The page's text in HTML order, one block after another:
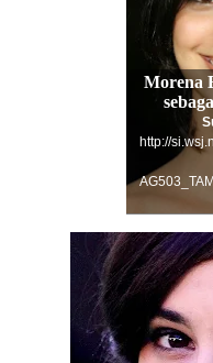
Morena
http://